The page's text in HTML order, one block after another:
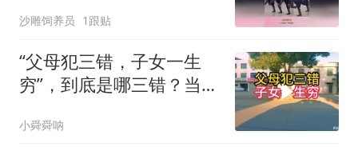
沙雕饲养员 1跟贴
“父母犯三错，子女一生
穷”，到底是哪三错？当父
小舜舜呐